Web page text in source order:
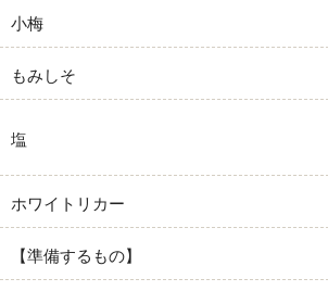
小梅
もみしそ
塩
ホワイトリカー
【準備するもの】